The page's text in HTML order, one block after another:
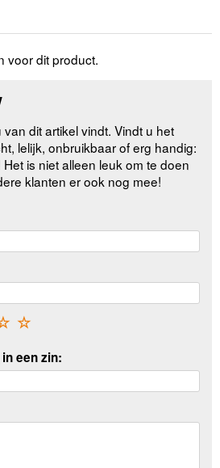
voor dit product.
dit artikel vindt. Vindt u het
lelijk, onbruikbaar of erg handig:
is niet alleen leuk om te doen
klanten er ook nog mee!
☆
een zin: